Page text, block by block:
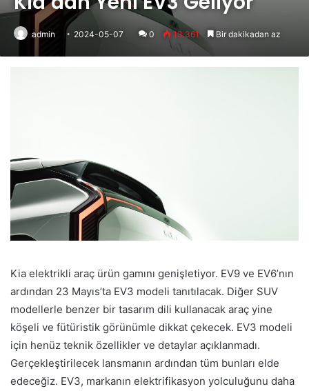
admin 2024-05-07 0 13.361 Bir dakikadan az
Kia elektrikli araç ürün gamını genişletiyor. EV9 ve EV6’nın
ardından 23 Mayıs’ta EV3 modeli tanıtılacak. Diğer SUV
modellerle benzer bir tasarım dili kullanacak araç yine
köşeli ve fütüristik görünümle dikkat çekecek. EV3 modeli
için henüz teknik özellikler ve detaylar açıklanmadı.
Gerçekleştirilecek lansmanın ardından tüm bunları elde
edeceğiz. EV3, markanın elektrifikasyon yolculuğunu daha